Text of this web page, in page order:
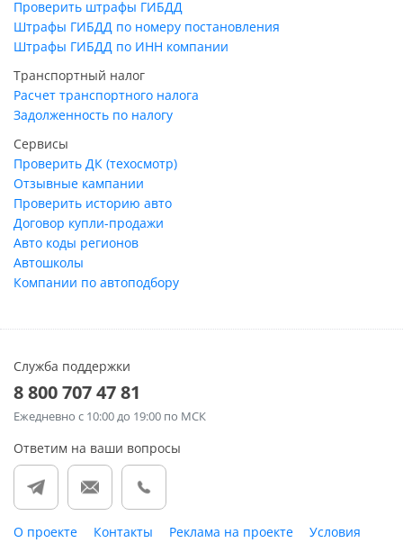
Проверить штрафы ГИБДД
Штрафы ГИБДД по номеру постановления
Штрафы ГИБДД по ИНН компании
Транспортный налог
Расчет транспортного налога
Задолженность по налогу
Сервисы
Проверить ДК (техосмотр)
Отзывные кампании
Проверить историю авто
Договор купли-продажи
Авто коды регионов
Автошколы
Компании по автоподбору
Служба поддержки
8 800 707 47 81
Ежедневно с 10:00 до 19:00 по МСК
Ответим на ваши вопросы
О проекте Контакты Реклама на проекте
Условия